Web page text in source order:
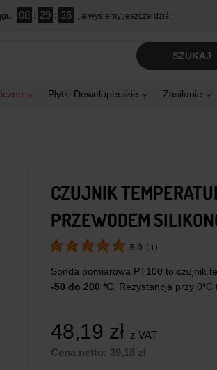
08 : 29 : 35 , a wyślemy jeszcze dziś!
SZUKAJ
Płytki Deweloperskie Zasilanie
CZUJNIK
PRZEWODEM
5.0 ( 1 )
Sonda pomiarowa PT100 to czujnik
-50 do 200 *C . Rezystancja przy 0*C
48,19 zł z VAT
Cena netto: 39,18 zł